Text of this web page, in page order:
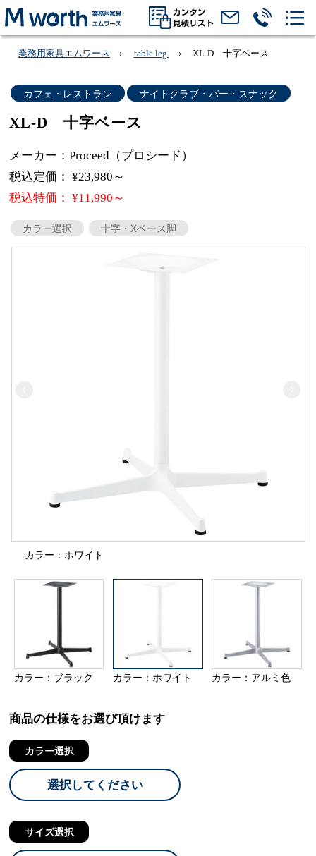
業務用家具エムワース table leg XL-D 十字ベース
カフェ・レストラン ナイトクラブ・バー・スナック
XL-D 十字ベース
メーカー：Proceed（プロシード）
税込定価： ¥23,980～
税込特価： ¥11,990～
カラー選択 十字・Xベース脚
カラー：ホワイト
カラー：ブラック カラー：ホワイト カラー：アルミ色
商品の仕様をお選び頂けます
カラー選択
選択してください
サイズ選択